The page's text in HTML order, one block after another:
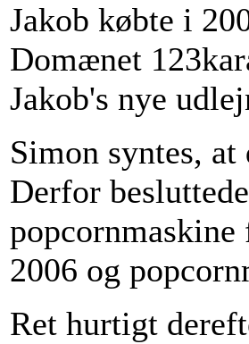
Jakob købte i
Domænet
Jakob's nye
Simon syntes,
Derfor
2006 og
Ret hurtigt